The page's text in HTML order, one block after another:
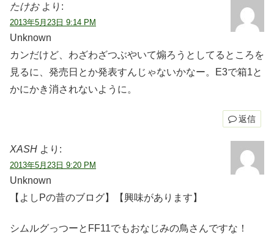
たけお より:
2013年5月23日 9:14 PM
Unknown
カンだけど、わざわざつぶやいて煽ろうとしてるところを
見るに、発売日とか発表すんじゃないかなー。E3で箱1と
かにかき消されないように。
返信
XASH より:
2013年5月23日 9:20 PM
Unknown
【よしPの昔のブログ】【興味があります】
シムルグっつーとFF11でもおなじみの鳥さんですな！